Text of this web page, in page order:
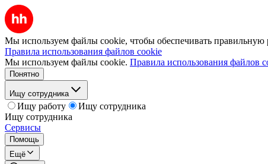
Мы используем файлы cookie, чтобы обеспечивать правильную
Правила использования файлов cookie
Мы используем файлы cookie. Правила использования файлов
Понятно
Ищу сотрудника
Ищу работу
Ищу сотрудника
Ищу сотрудника
Сервисы
Помощь
Ещё